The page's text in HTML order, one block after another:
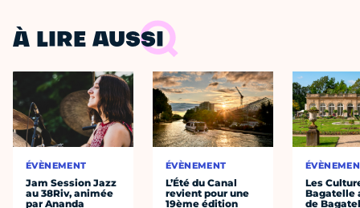
À LIRE AUSSI
ÉVÈNEMENT
Jam Session Jazz
au 38Riv, animée
par Ananda
ÉVÈNEMENT
L’Été du Canal
revient pour une
19ème édition
Les
Bagatelle
de